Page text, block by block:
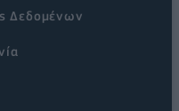
Δεδομένων